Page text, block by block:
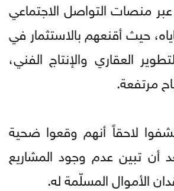
منصات التواصل الاجتماعي
حيث أقنعهم بالاستثمار في
العقاري والإنتاج الفني،
مرتفعة.
لاحقاً أنهم وقعوا ضحية
أن تبين عدم وجود المشاريع
الأموال المسلّمة له.